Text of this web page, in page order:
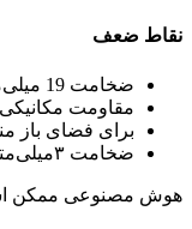
نقاط ضعف
ضخامت 19 میلی‌متر، عایق حرارتی محدود است
مقاومت
برای فضای باز
ضخامت ۳میلی‌متر، عایق حرارتی محدود است
هوش مصنوعی ممکن